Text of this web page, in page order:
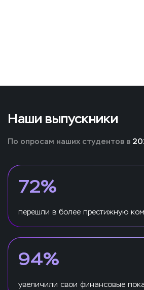
Наши выпускники
По опросам наших студентов в
72%
перешли в более престижную
94%
увеличили свои финансовые